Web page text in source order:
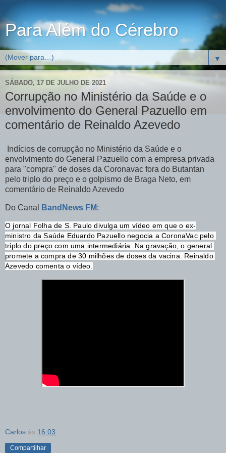
Para Além do Cérebro
▼
SÁBADO, 17 DE JULHO DE 2021
Corrupção no Ministério da Saúde e o
envolvimento do General Pazuello em
comentário de Reinaldo Azevedo
Indícios de corrupção no Ministério da Saúde e o
envolvimento do General Pazuello com a empresa privada
para "compra" de doses da Coronavac fora do Butantan
pelo triplo do preço e o golpismo de Braga Neto, em
comentário de Reinaldo Azevedo
Do Canal BandNews FM:
O jornal Folha de S. Paulo divulga um vídeo em que o ex-
ministro da Saúde Eduardo Pazuello negocia a CoronaVac pelo
triplo do preço com uma intermediária. Na gravação, o general
promete a compra de 30 milhões de doses da vacina. Reinaldo
Azevedo comenta o vídeo.
Carlos às 16:03
Compartilhar